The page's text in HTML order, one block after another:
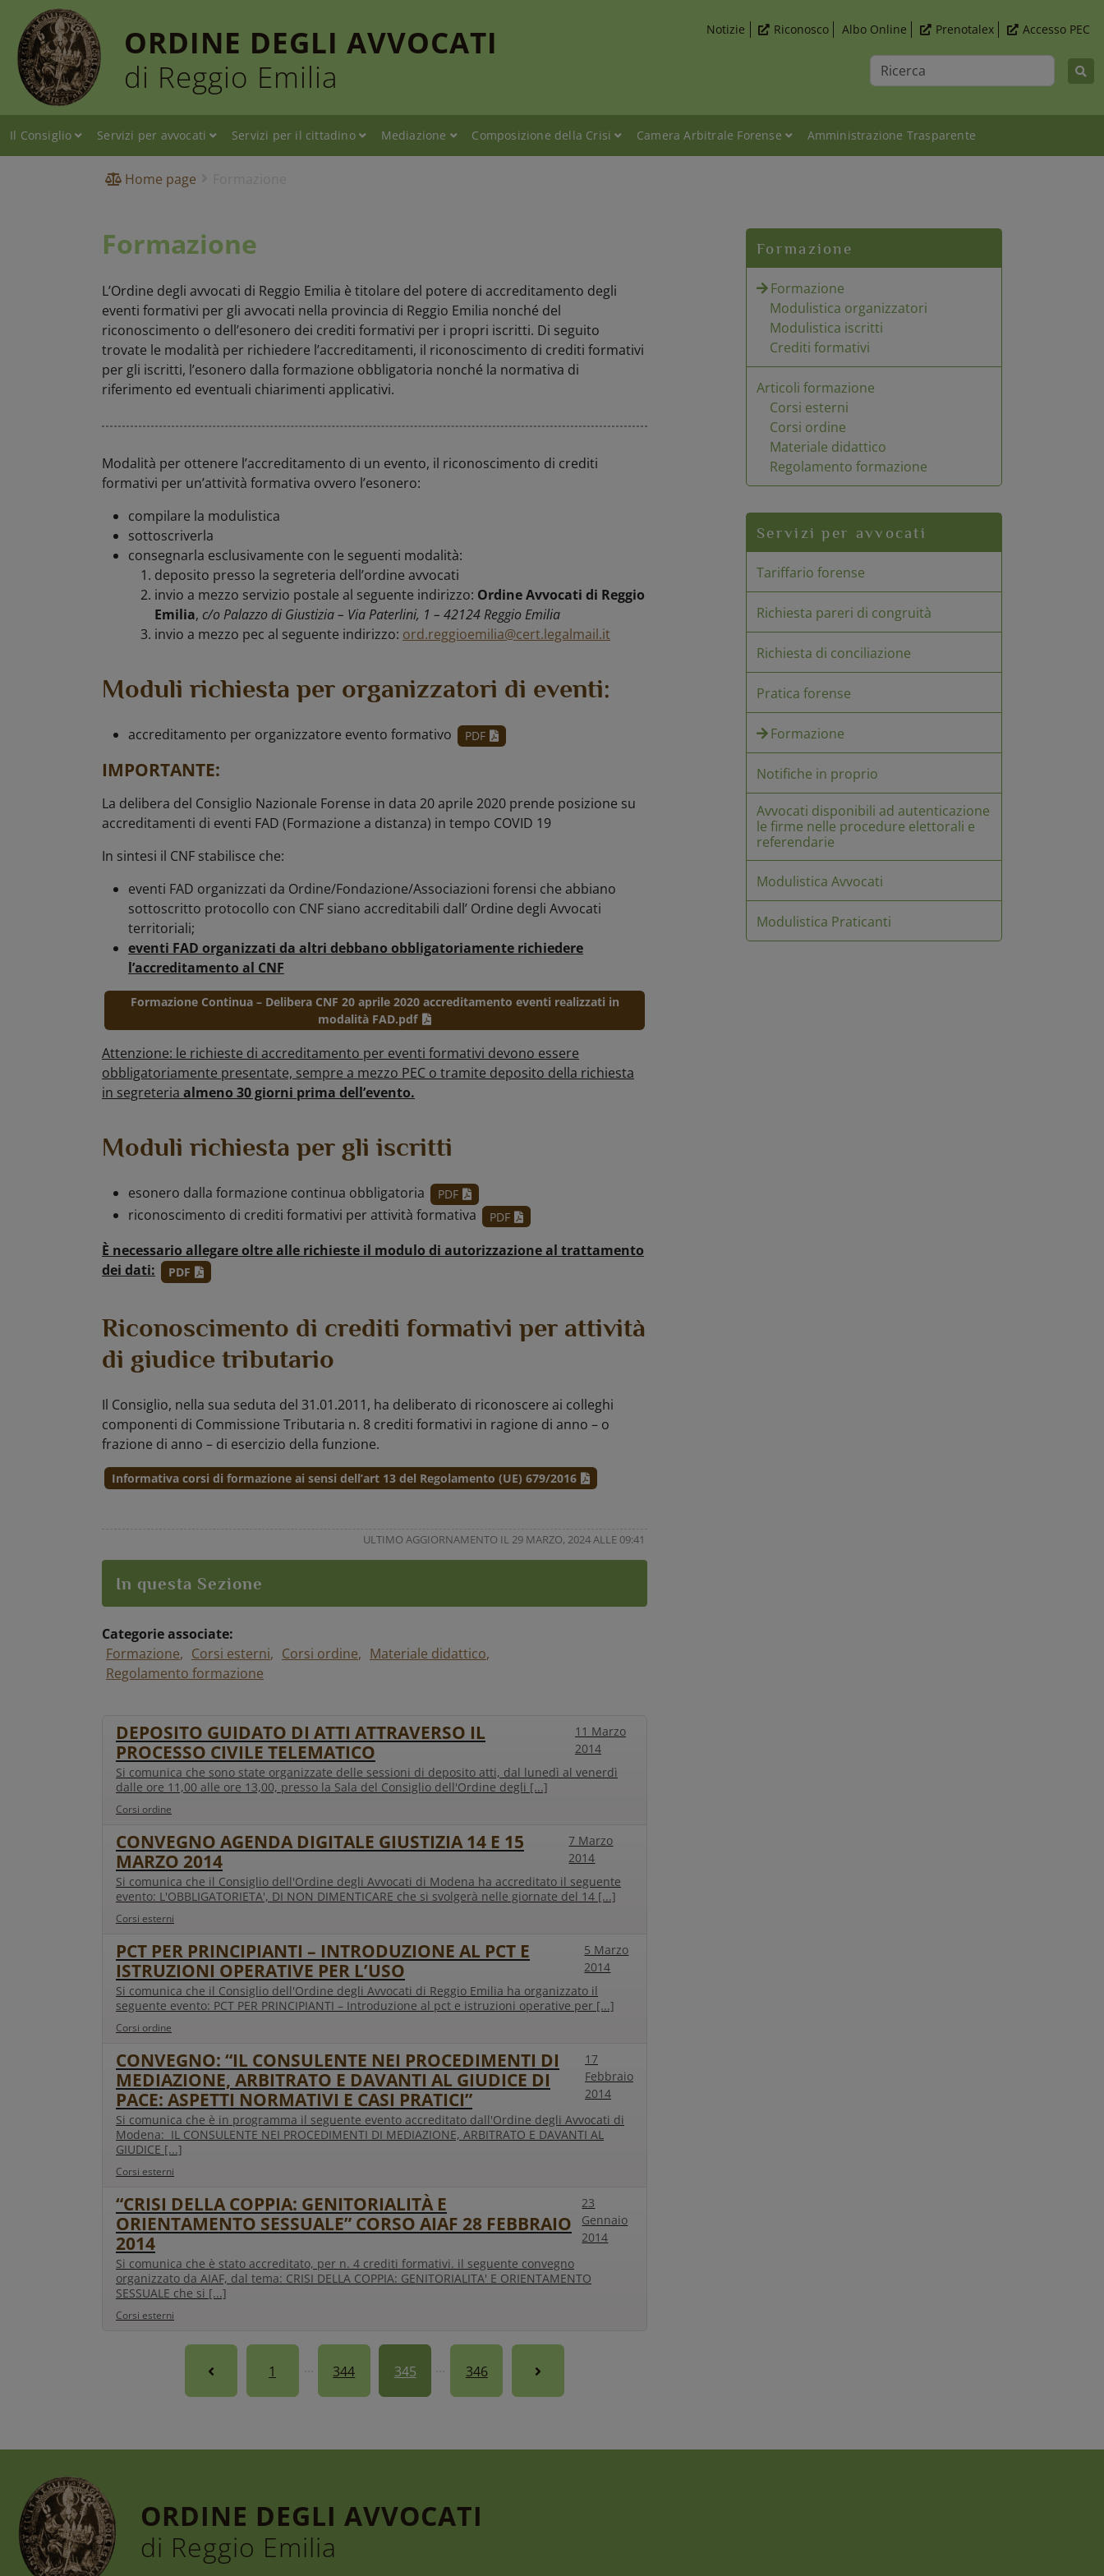
ORDINE DEGLI AVVOCATI
di Reggio Emilia
Ricerca
Notizie Riconosco Albo Online Prenotalex Accesso PEC
Il Consiglio Servizi per avvocati Servizi per il cittadino Mediazione Composizione della Crisi Camera Arbitrale Forense Amministrazione Trasparente
Home page
Formazione
L’Ordine degli avvocati di Reggio Emilia è titolare del potere di accreditamento degli
eventi formativi per gli avvocati nella provincia di Reggio Emilia nonché del
riconoscimento o dell’esonero dei crediti formativi per i propri iscritti. Di seguito
trovate le modalità per richiedere l’accreditamenti, il riconoscimento di crediti formativi
per gli iscritti, l’esonero dalla formazione obbligatoria nonché la normativa di
riferimento ed eventuali chiarimenti applicativi.
Modalità per ottenere l’accreditamento di un evento, il riconoscimento di crediti
formativi per un’attività formativa ovvero l’esonero:
compilare la modulistica
sottoscriverla
consegnarla esclusivamente con le seguenti modalità:
deposito presso la segreteria dell’ordine avvocati
invio a mezzo servizio postale al seguente indirizzo: Ordine Avvocati di Reggio
Emilia, c/o Palazzo di Giustizia – Via Paterlini, 1 – 42124 Reggio Emilia
invio a mezzo pec al seguente indirizzo: ord.reggioemilia@cert.legalmail.it
Moduli richiesta per organizzatori di eventi:
accreditamento per organizzatore evento formativo PDF
IMPORTANTE:
La delibera del Consiglio Nazionale Forense in data 20 aprile 2020 prende posizione su
accreditamenti di eventi FAD (Formazione a distanza) in tempo COVID 19
In sintesi il CNF stabilisce che:
eventi FAD organizzati da Ordine/Fondazione/Associazioni forensi che abbiano
sottoscritto protocollo con CNF siano accreditabili dall’ Ordine degli Avvocati
territoriali;
eventi FAD organizzati da altri debbano obbligatoriamente richiedere
l’accreditamento al CNF
Formazione Continua – Delibera CNF 20 aprile 2020 accreditamento eventi realizzati in
modalità FAD.pdf
Attenzione: le richieste di accreditamento per eventi formativi devono essere
obbligatoriamente presentate, sempre a mezzo PEC o tramite deposito della richiesta
in segreteria almeno 30 giorni prima dell’evento.
Moduli richiesta per gli iscritti
esonero dalla formazione continua obbligatoria PDF
riconoscimento di crediti formativi per attività formativa PDF
È necessario allegare oltre alle richieste il modulo di autorizzazione al trattamento
dei dati:
PDF
Riconoscimento di crediti formativi per attività
di giudice tributario
Il Consiglio, nella sua seduta del 31.01.2011, ha deliberato di riconoscere ai colleghi
componenti di Commissione Tributaria n. 8 crediti formativi in ragione di anno – o
frazione di anno – di esercizio della funzione.
Informativa corsi di formazione ai sensi dell’art 13 del Regolamento (UE) 679/2016
ULTIMO AGGIORNAMENTO IL 29 MARZO, 2024 ALLE 09:41
In questa Sezione
Categorie associate:
Formazione
Corsi esterni Corsi ordine
Materiale didattico
Regolamento formazione
DEPOSITO GUIDATO DI ATTI ATTRAVERSO IL
PROCESSO CIVILE TELEMATICO
11 Marzo
2014
Si comunica che sono state organizzate delle sessioni di deposito atti, dal lunedì al venerdì
dalle ore 11,00 alle ore 13,00, presso la Sala del Consiglio dell'Ordine degli [...]
Corsi ordine
CONVEGNO AGENDA DIGITALE GIUSTIZIA 14 E 15
MARZO 2014
7 Marzo
2014
Si comunica che il Consiglio dell'Ordine degli Avvocati di Modena ha accreditato il seguente
evento: L'OBBLIGATORIETA', DI NON DIMENTICARE che si svolgerà nelle giornate del 14 [...]
Corsi esterni
PCT PER PRINCIPIANTI – INTRODUZIONE AL PCT E
ISTRUZIONI OPERATIVE PER L’USO
5 Marzo
2014
Si comunica che il Consiglio dell'Ordine degli Avvocati di Reggio Emilia ha organizzato il
seguente evento: PCT PER PRINCIPIANTI – Introduzione al pct e istruzioni operative per [...]
Corsi ordine
CONVEGNO: “IL CONSULENTE NEI PROCEDIMENTI DI
MEDIAZIONE, ARBITRATO E DAVANTI AL GIUDICE DI
PACE: ASPETTI NORMATIVI E CASI PRATICI”
17
Febbraio
2014
Si comunica che è in programma il seguente evento accreditato dall'Ordine degli Avvocati di
Modena: IL CONSULENTE NEI PROCEDIMENTI DI MEDIAZIONE, ARBITRATO E DAVANTI AL
GIUDICE [...]
Corsi esterni
“CRISI DELLA COPPIA: GENITORIALITÀ E
ORIENTAMENTO SESSUALE” CORSO AIAF 28 FEBBRAIO
2014
23
Gennaio
2014
Si comunica che è stato accreditato, per n. 4 crediti formativi. il seguente convegno
organizzato da AIAF, dal tema: CRISI DELLA COPPIA: GENITORIALITA' E ORIENTAMENTO
SESSUALE che si [...]
Corsi esterni
1 344 345 346
Formazione
Formazione
Modulistica organizzatori
Modulistica iscritti
Crediti formativi
Articoli formazione
Corsi esterni
Corsi ordine
Materiale didattico
Regolamento formazione
Servizi per avvocati
Tariffario forense
Richiesta pareri di congruità
Richiesta di conciliazione
Pratica forense
Formazione
Notifiche in proprio
Avvocati disponibili ad autenticazione
le firme nelle procedure elettorali e
referendarie
Modulistica Avvocati
Modulistica Praticanti
ORDINE DEGLI AVVOCATI
di Reggio Emilia